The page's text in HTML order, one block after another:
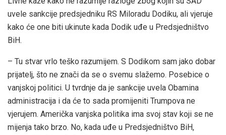
uvele sankcije predsjedniku RS Miloradu Dodiku, ali vjeruje
kako će one biti ukinute kada Dodik uđe u Predsjedništvo
BiH.
– Tu stvar vrlo teško razumijem. S Dodikom sam jako dobar
prijatelj, što ne znači da se o svemu slažemo. Posebice o
vanjskoj politici. U tvrdnje da je sankcije uvela Obamina
administracija i da će to sada promijeniti Trumpova ne
vjerujem. Američka vanjska politika ima svoj stav koji se ne
mijenja tako brzo. No, kada uđe u Predsjedništvo BiH,